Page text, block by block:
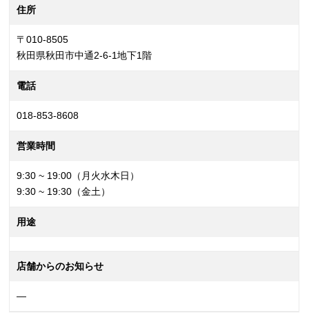
住所
〒010-8505
秋田県秋田市中通2-6-1地下1階
電話
018-853-8608
営業時間
9:30 ~ 19:00（月火水木日）
9:30 ~ 19:30（金土）
用途
店舗からのお知らせ
—